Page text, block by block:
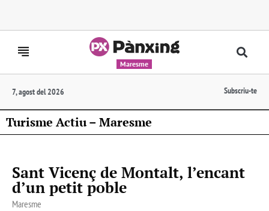
Maresme
7, agost del 2026 Subscriu-te
Turisme Actiu – Maresme
Sant Vicenç de Montalt, l’encant
d’un petit poble
Maresme